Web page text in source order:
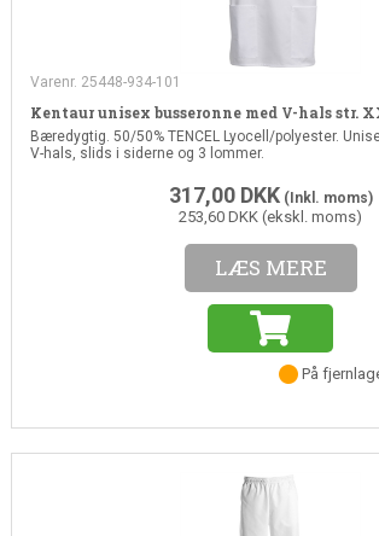
Varenr. 25448-934-101
Kentaur unisex busseronne med V-hals str.
Bæredygtig. 50/50% TENCEL Lyocell/polyester.
V-hals, slids i siderne og 3 lommer.
317,00 DKK(Inkl. moms)
253,60 DKK (ekskl. moms)
LÆS MERE
På